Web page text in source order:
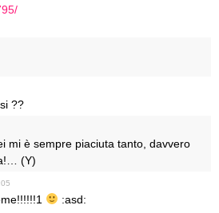
??
mi è sempre piaciuta tanto, davvero
(Y)
:asd: